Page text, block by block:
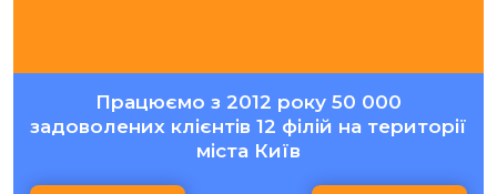
Працюємо з 2012 року 50 000
задоволених клієнтів 12 філій на території
міста Київ